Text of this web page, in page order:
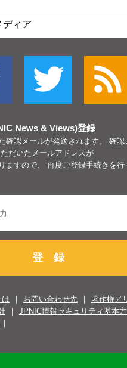
ディア
News & Views)登録
確認メールが発送されます。 確認
だいたメールアドレスが
ますので、 再度ご登録手続きを行
登 録
お問い合わせ先
著作権／
JPNIC情報セキュリティ基本